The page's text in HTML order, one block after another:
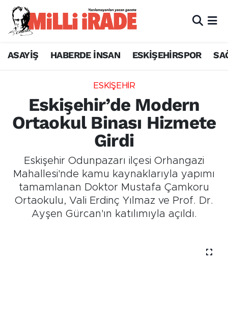
ASAYİŞ HABERDE İNSAN ESKİŞEHİRSPOR
ESKİŞEHİR
Eskişehir’de Modern
Ortaokul Binası Hizmete
Girdi
Eskişehir Odunpazarı ilçesi Orhangazi
Mahallesi'nde kamu kaynaklarıyla yapımı
tamamlanan Doktor Mustafa Çamkoru
Ortaokulu, Vali Erdinç Yılmaz ve Prof. Dr.
Ayşen Gürcan'ın katılımıyla açıldı.